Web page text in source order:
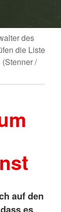
des
die Liste
/
auf den
es